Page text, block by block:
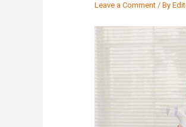
Leave a Comment / By